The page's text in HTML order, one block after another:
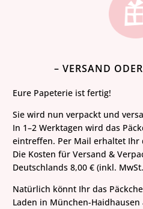
– VERSAND
Eure Papeterie ist fertig!
Sie wird nun verpackt und
In 1–2 Werktagen wird das
eintreffen. Per Mail erhaltet Ihr
Die Kosten für Versand &
Deutschlands 8,00 € (inkl.
Natürlich könnt Ihr das
Laden in München-Haidhausen